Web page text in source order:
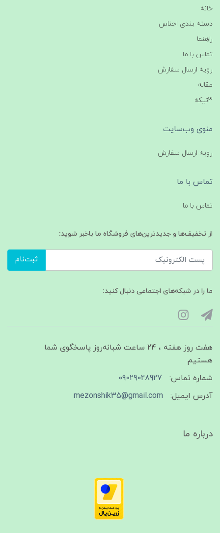
خانه
دسته بندی اجناس
راهنما
تماس با ما
رویه ارسال سفارش
مقاله
3تیکه
منوی وب‌سایت
رویه ارسال سفارش
تماس با ما
تماس با ما
از تخفیف‌ها و جدیدترین‌های فروشگاه ما باخبر شوید:
ثبت‌نام
ما را در شبکه‌های اجتماعی دنبال کنید:
هفت روز هفته ، ۲۴ ساعت شبانه‌روز پاسخگوی شما
هستیم
شماره تماس:
09029028927
آدرس ایمیل:
mezonshik35@gmail.com
درباره ما